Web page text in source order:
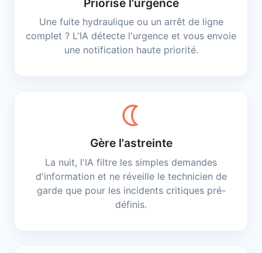
Une fuite hydraulique ou un arrêt de ligne
complet ? L'IA détecte l'urgence et vous envoie
une notification haute priorité.
nightlight
Gère l'astreinte
La nuit, l'IA filtre les simples demandes
d'information et ne réveille le technicien de
garde que pour les incidents critiques pré-
définis.